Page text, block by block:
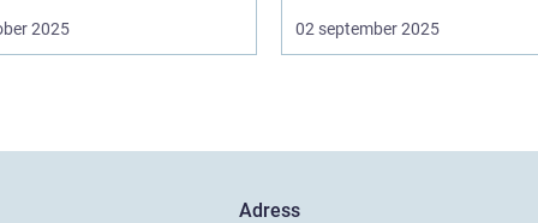
2025 02 september 2025
Adress